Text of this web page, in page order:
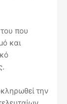
που
και
την